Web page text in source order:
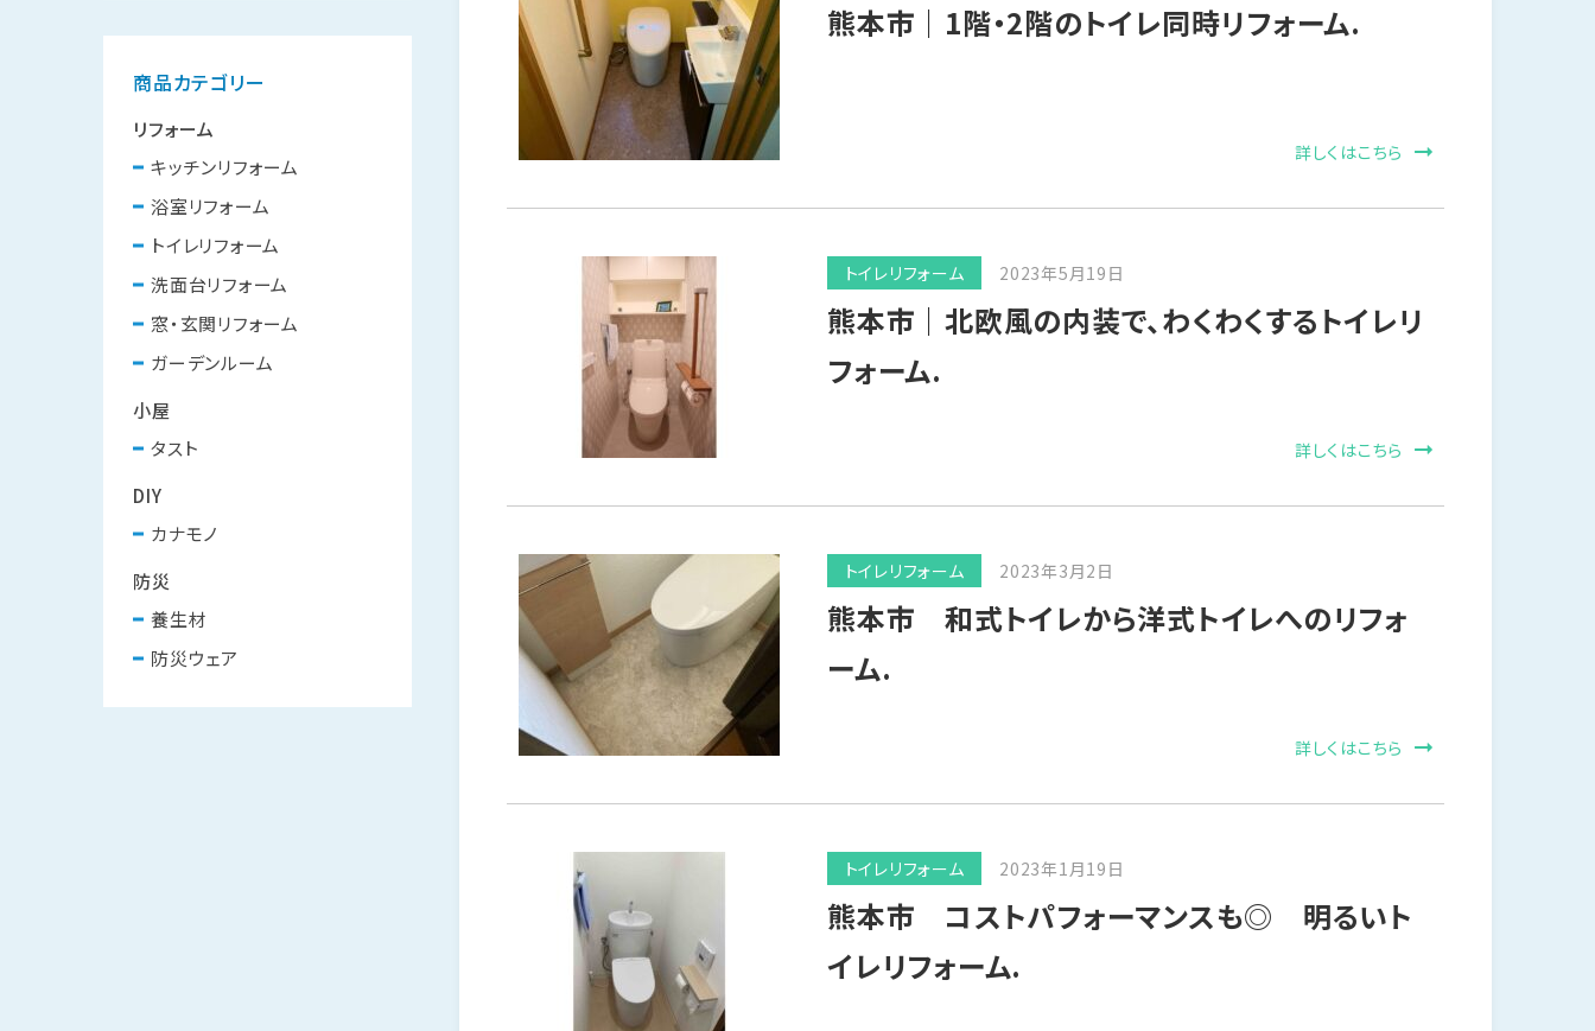
熊本市｜1階・2階のトイレ同時リフォーム.
詳しくはこちら
トイレリフォーム 2023年5月19日
熊本市｜北欧風の内装で、わくわくするトイレリ
フォーム.
詳しくはこちら
トイレリフォーム 2023年3月2日
熊本市 和式トイレから洋式トイレへのリフォ
ーム.
詳しくはこちら
トイレリフォーム 2023年1月19日
熊本市 コストパフォーマンスも◎ 明るいト
イレリフォーム.
商品カテゴリー
リフォーム
キッチンリフォーム
浴室リフォーム
トイレリフォーム
洗面台リフォーム
窓・玄関リフォーム
ガーデンルーム
小屋
タスト
DIY
カナモノ
防災
養生材
防災ウェア